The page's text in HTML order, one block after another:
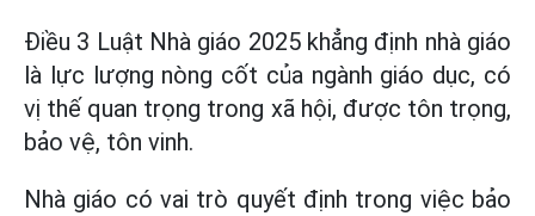
Điều 3 Luật Nhà giáo 2025 khẳng định nhà giáo
là lực lượng nòng cốt của ngành giáo dục, có
vị thế quan trọng trong xã hội, được tôn trọng,
bảo vệ, tôn vinh.
Nhà giáo có vai trò quyết định trong việc bảo